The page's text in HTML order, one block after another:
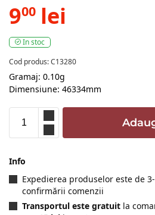
900 lei
In stoc
Cod produs: C13280
Gramaj: 0.10g
Dimensiune: 46334mm
Info
Expedierea produselor este de
confirmării comenzii
Transportul este gratuit la